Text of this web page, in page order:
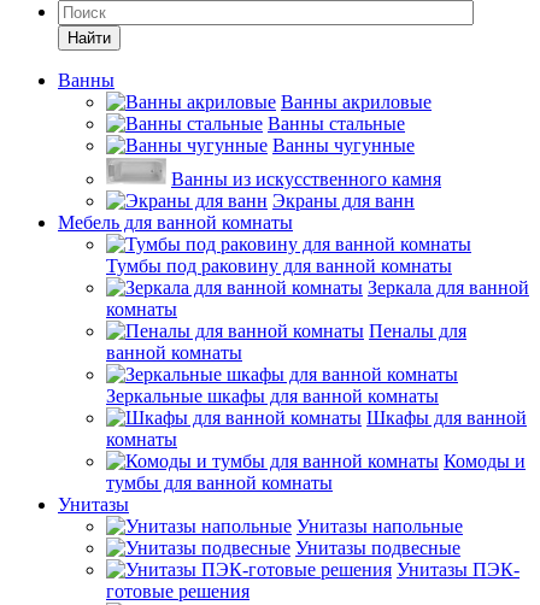
Найти
Ванны
Ванны акриловые
Ванны стальные
Ванны чугунные
Ванны из искусственного камня
Экраны для ванн
Мебель для ванной комнаты
Тумбы под раковину для ванной комнаты
Зеркала для ванной
комнаты
Пеналы для
ванной комнаты
Зеркальные шкафы для ванной комнаты
Шкафы для ванной
комнаты
Комоды и
тумбы для ванной комнаты
Унитазы
Унитазы напольные
Унитазы подвесные
Унитазы ПЭК-
готовые решения